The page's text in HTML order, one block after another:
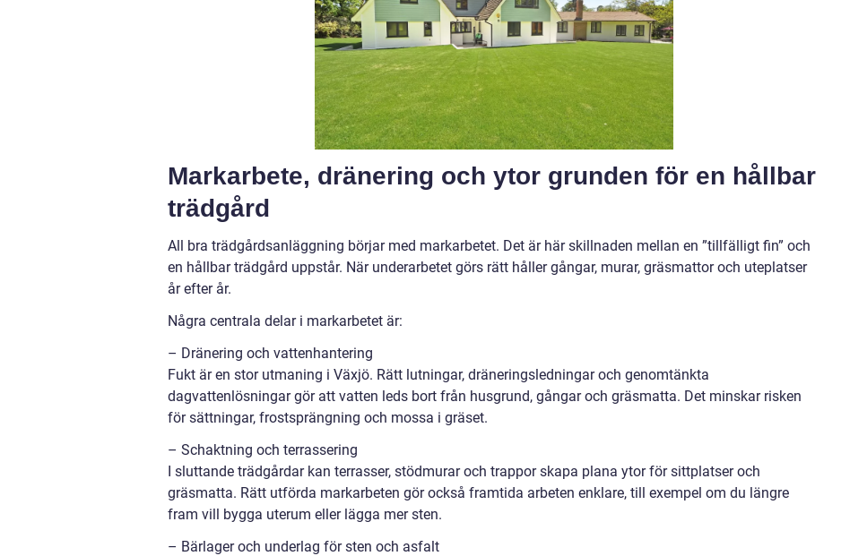
Markarbete, dränering och ytor grunden för en hållbar
trädgård
All bra trädgårdsanläggning börjar med markarbetet. Det är här skillnaden mellan en ”tillfälligt fin” och
en hållbar trädgård uppstår. När underarbetet görs rätt håller gångar, murar, gräsmattor och uteplatser
år efter år.
Några centrala delar i markarbetet är:
– Dränering och vattenhantering
Fukt är en stor utmaning i Växjö. Rätt lutningar, dräneringsledningar och genomtänkta
dagvattenlösningar gör att vatten leds bort från husgrund, gångar och gräsmatta. Det minskar risken
för sättningar, frostsprängning och mossa i gräset.
– Schaktning och terrassering
I sluttande trädgårdar kan terrasser, stödmurar och trappor skapa plana ytor för sittplatser och
gräsmatta. Rätt utförda markarbeten gör också framtida arbeten enklare, till exempel om du längre
fram vill bygga uterum eller lägga mer sten.
– Bärlager och underlag för sten och asfalt